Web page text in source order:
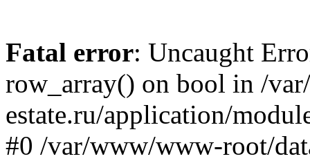
Fatal error: Uncaught
row_array() on bool in /
estate.ru/application/
#0 /var/www/www-root/